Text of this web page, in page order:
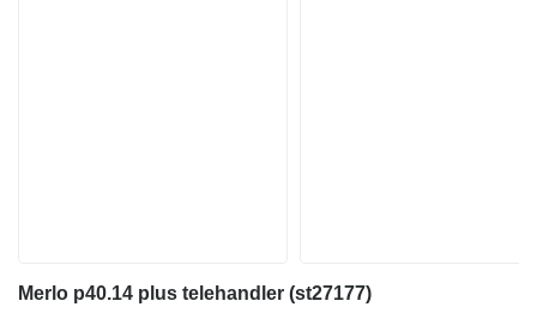
Merlo p40.14 plus telehandler (st27177)